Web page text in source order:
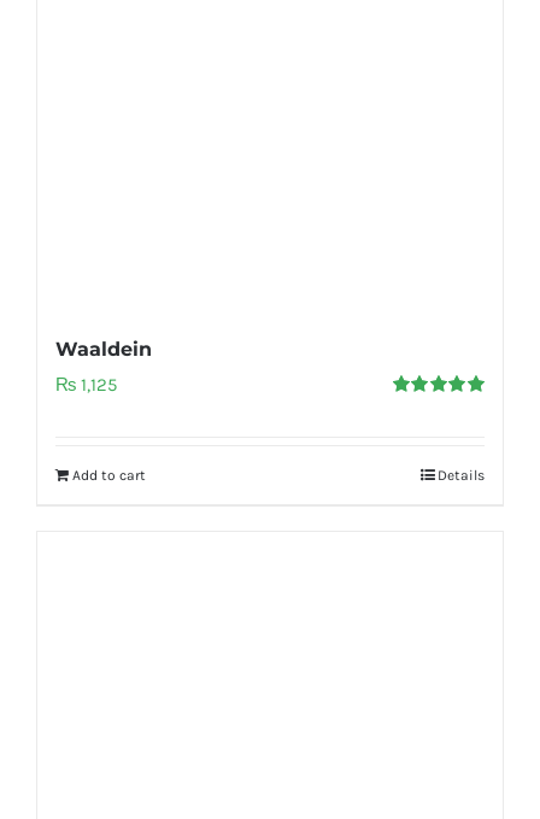
Waaldein
₨ 1,125
Add to cart Details